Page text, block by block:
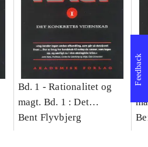
Bd. 1 -Rationalitet og
magt. Bd. 1 : Det
konkretes videnskab
Bent Flyvbjerg
Feedback